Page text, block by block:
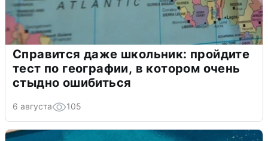
Справится даже школьник: пройдите
тест по географии, в котором очень
стыдно ошибиться
6 августа 105